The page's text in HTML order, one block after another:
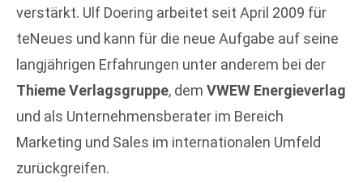
verstärkt. Ulf Doering arbeitet seit April 2009 für
teNeues und kann für die neue Aufgabe auf seine
langjährigen Erfahrungen unter anderem bei der
Thieme Verlagsgruppe, dem VWEW Energieverlag
und als Unternehmensberater im Bereich
Marketing und Sales im internationalen Umfeld
zurückgreifen.